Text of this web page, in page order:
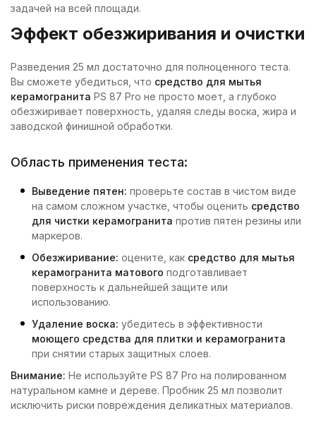
задачей на всей площади.
Эффект обезжиривания и очистки
Разведения 25 мл достаточно для полноценного теста.
Вы сможете убедиться, что средство для мытья
керамогранита PS 87 Pro не просто моет, а глубоко
обезжиривает поверхность, удаляя следы воска, жира и
заводской финишной обработки.
Область применения теста:
Выведение пятен: проверьте состав в чистом виде
на самом сложном участке, чтобы оценить средство
для чистки керамогранита против пятен резины или
маркеров.
Обезжиривание: оцените, как средство для мытья
керамогранита матового подготавливает
поверхность к дальнейшей защите или
использованию.
Удаление воска: убедитесь в эффективности
моющего средства для плитки и керамогранита
при снятии старых защитных слоев.
Внимание: Не используйте PS 87 Pro на полированном
натуральном камне и дереве. Пробник 25 мл позволит
исключить риски повреждения деликатных материалов.